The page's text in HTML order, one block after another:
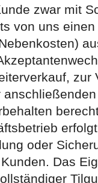
zwar mit
von uns
zur
oder
Das